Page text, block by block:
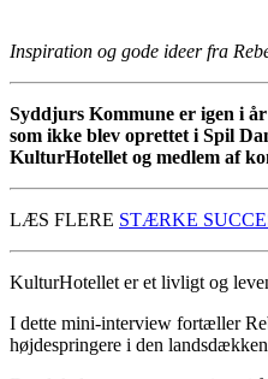
Inspiration og gode ideer fra
Syddjurs Kommune er igen i
som ikke blev oprettet i Spil
KulturHotellet og medlem af
LÆS FLERE STÆRKE
KulturHotellet er et livligt og
I dette mini-interview fortæller
højdespringere i den